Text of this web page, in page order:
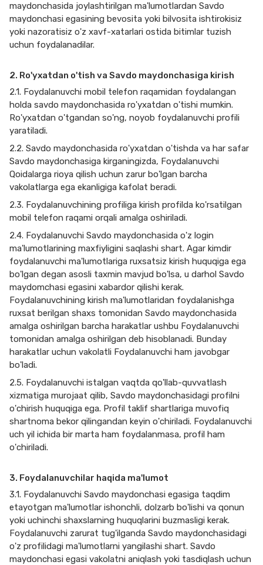
maydonchasida joylashtirilgan ma'lumotlardan Savdo
maydonchasi egasining bevosita yoki bilvosita ishtirokisiz
yoki nazoratisiz o'z xavf-xatarlari ostida bitimlar tuzish
uchun foydalanadilar.
2. Ro'yxatdan o'tish va Savdo maydonchasiga kirish
2.1. Foydalanuvchi mobil telefon raqamidan foydalangan
holda savdo maydonchasida ro'yxatdan o'tishi mumkin.
Ro'yxatdan o'tgandan so'ng, noyob foydalanuvchi profili
yaratiladi.
2.2. Savdo maydonchasida ro'yxatdan o'tishda va har safar
Savdo maydonchasiga kirganingizda, Foydalanuvchi
Qoidalarga rioya qilish uchun zarur bo'lgan barcha
vakolatlarga ega ekanligiga kafolat beradi.
2.3. Foydalanuvchining profiliga kirish profilda ko'rsatilgan
mobil telefon raqami orqali amalga oshiriladi.
2.4. Foydalanuvchi Savdo maydonchasida o'z login
ma'lumotlarining maxfiyligini saqlashi shart. Agar kimdir
foydalanuvchi ma'lumotlariga ruxsatsiz kirish huquqiga ega
bo'lgan degan asosli taxmin mavjud bo'lsa, u darhol Savdo
maydomchasi egasini xabardor qilishi kerak.
Foydalanuvchining kirish ma'lumotlaridan foydalanishga
ruxsat berilgan shaxs tomonidan Savdo maydonchasida
amalga oshirilgan barcha harakatlar ushbu Foydalanuvchi
tomonidan amalga oshirilgan deb hisoblanadi. Bunday
harakatlar uchun vakolatli Foydalanuvchi ham javobgar
bo'ladi.
2.5. Foydalanuvchi istalgan vaqtda qo'llab-quvvatlash
xizmatiga murojaat qilib, Savdo maydonchasidagi profilni
o'chirish huquqiga ega. Profil taklif shartlariga muvofiq
shartnoma bekor qilingandan keyin o'chiriladi. Foydalanuvchi
uch yil ichida bir marta ham foydalanmasa, profil ham
o'chiriladi.
3. Foydalanuvchilar haqida ma'lumot
3.1. Foydalanuvchi Savdo maydonchasi egasiga taqdim
etayotgan ma'lumotlar ishonchli, dolzarb bo'lishi va qonun
yoki uchinchi shaxslarning huquqlarini buzmasligi kerak.
Foydalanuvchi zarurat tug'ilganda Savdo maydonchasidagi
o'z profilidagi ma'lumotlarni yangilashi shart. Savdo
maydonchasi egasi vakolatni aniqlash yoki tasdiqlash uchun